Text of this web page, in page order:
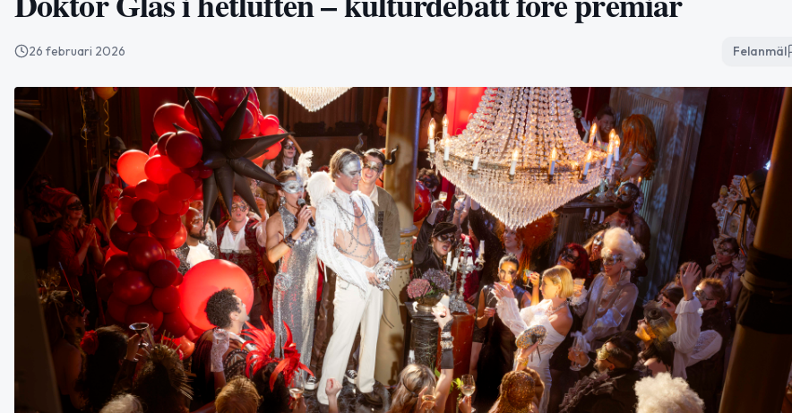
26 februari 2026 Felanmäl